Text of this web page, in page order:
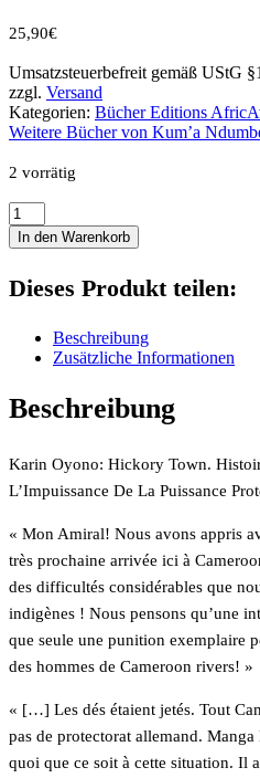
25,90€
Umsatzsteuerbefreit gemäß UStG
zzgl. Versand
Kategorien: Bücher Editions
Weitere Bücher von Kum’a
2 vorrätig
Hickory
Town.
L'Impuissance
La
Protectrice.
In den Warenkorb
Dieses Produkt teilen:
Beschreibung
Zusätzliche Informationen
Beschreibung
Karin Oyono: Hickory Town.
L’Impuissance De La Puissance
« Mon Amiral! Nous avons appris
très prochaine arrivée ici à
des difficultés considérables que
indigènes ! Nous pensons qu’une
que seule une punition exemplaire
des hommes de Cameroon rivers! »
« […] Les dés étaient jetés. Tout
pas de protectorat allemand.
quoi que ce soit à cette situation. Il